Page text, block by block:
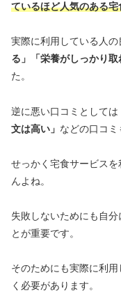
ているほど人気のある宅
実際に利用している人
る」「栄養がしっかり取
た。
逆に悪い口コミとしては
文は高い」 などの口コミ
せっかく宅食サービス
んよね。
失敗しないためにも自
とが重要です。
そのためにも実際に利
く必要があります。